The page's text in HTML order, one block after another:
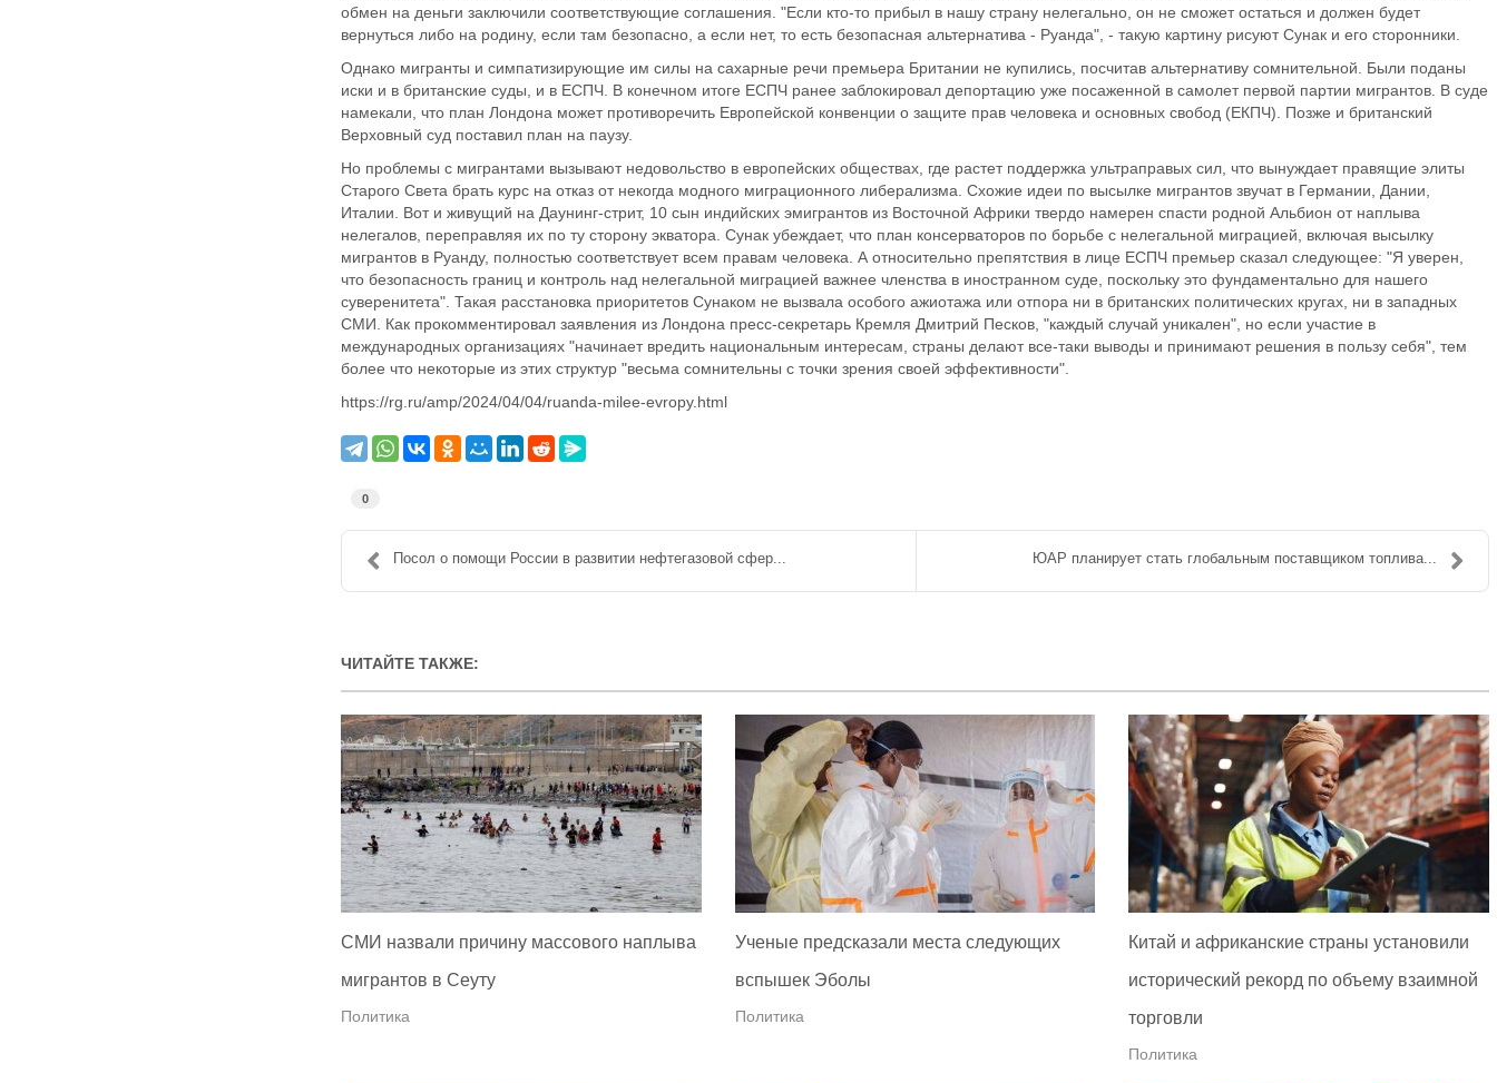
обмен на деньги заключили соответствующие соглашения. "Если кто-то прибыл в нашу страну нелегально, он не сможет остаться и должен будет
вернуться либо на родину, если там безопасно, а если нет, то есть безопасная альтернатива - Руанда", - такую картину рисуют Сунак и его сторонники.
Однако мигранты и симпатизирующие им силы на сахарные речи премьера Британии не купились, посчитав альтернативу сомнительной. Были поданы
иски и в британские суды, и в ЕСПЧ. В конечном итоге ЕСПЧ ранее заблокировал депортацию уже посаженной в самолет первой партии мигрантов. В суде
намекали, что план Лондона может противоречить Европейской конвенции о защите прав человека и основных свобод (ЕКПЧ). Позже и британский
Верховный суд поставил план на паузу.
Но проблемы с мигрантами вызывают недовольство в европейских обществах, где растет поддержка ультраправых сил, что вынуждает правящие элиты
Старого Света брать курс на отказ от некогда модного миграционного либерализма. Схожие идеи по высылке мигрантов звучат в Германии, Дании,
Италии. Вот и живущий на Даунинг-стрит, 10 сын индийских эмигрантов из Восточной Африки твердо намерен спасти родной Альбион от наплыва
нелегалов, переправляя их по ту сторону экватора. Сунак убеждает, что план консерваторов по борьбе с нелегальной миграцией, включая высылку
мигрантов в Руанду, полностью соответствует всем правам человека. А относительно препятствия в лице ЕСПЧ премьер сказал следующее: "Я уверен,
что безопасность границ и контроль над нелегальной миграцией важнее членства в иностранном суде, поскольку это фундаментально для нашего
суверенитета". Такая расстановка приоритетов Сунаком не вызвала особого ажиотажа или отпора ни в британских политических кругах, ни в западных
СМИ. Как прокомментировал заявления из Лондона пресс-секретарь Кремля Дмитрий Песков, "каждый случай уникален", но если участие в
международных организациях "начинает вредить национальным интересам, страны делают все-таки выводы и принимают решения в пользу себя", тем
более что некоторые из этих структур "весьма сомнительны с точки зрения своей эффективности".
https://rg.ru/amp/2024/04/04/ruanda-milee-evropy.html
0
Посол о помощи России в развитии нефтегазовой сфер... ЮАР планирует стать глобальным поставщиком топлива...
ЧИТАЙТЕ ТАКЖЕ:
СМИ назвали причину массового наплыва
мигрантов в Сеуту
Политика
Ученые предсказали места следующих
вспышек Эболы
Политика
Китай и африканские страны установили
исторический рекорд по объему взаимной
торговли
Политика